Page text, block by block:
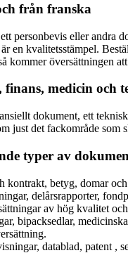
från franska
personbevis eller andra
en kvalitetsstämpel.
kommer översättningen
medicin och
dokument, ett
just det fackområde som
typer av
kontrakt, betyg, domar
delårsrapporter,
av hög kvalitet
bipacksedlar,
datablad, patent ,